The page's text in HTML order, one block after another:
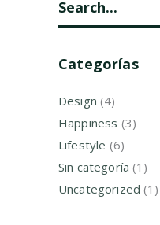
Categorías
Design (4)
Happiness (3)
Lifestyle (6)
Sin categoría (1)
Uncategorized (1)